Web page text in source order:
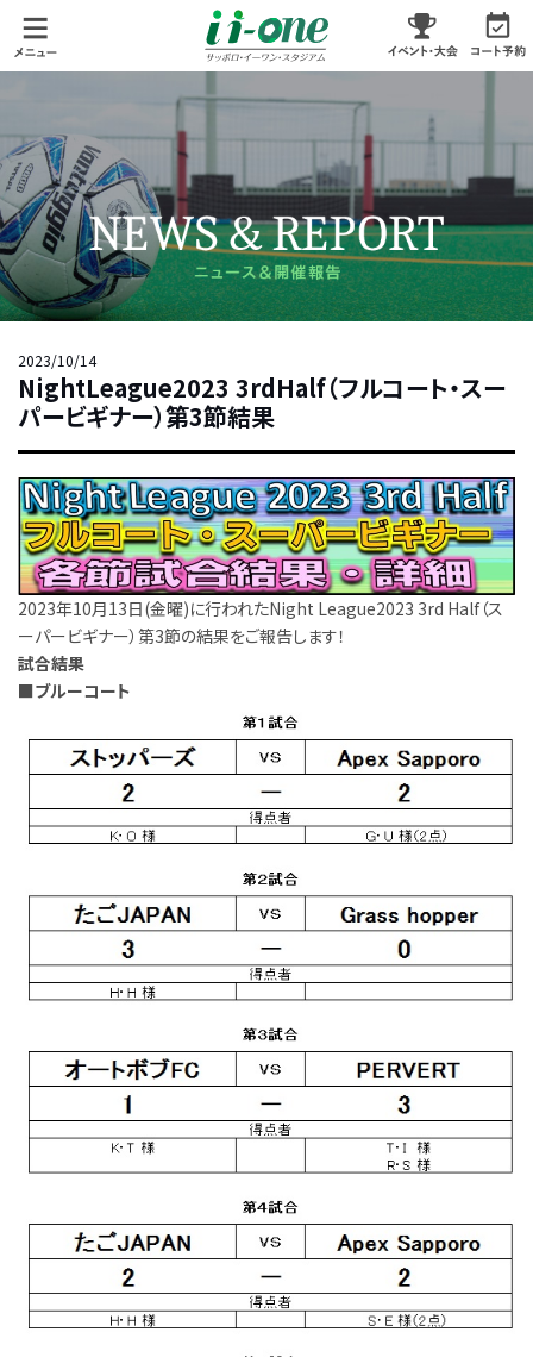
2023/10/14
NightLeague2023 3rdHalf（フルコート・スー
パービギナー）第3節結果
2023年10月13日(金曜)に行われたNight League2023 3rd Half（ス
ーパービギナー）第3節の結果をご報告します！
試合結果
■ブルーコート